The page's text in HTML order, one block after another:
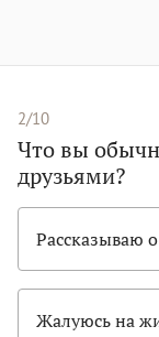
2/10
Что вы
друзьями?
Рассказываю
Жалуюсь на